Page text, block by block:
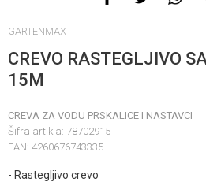
GARTENMAX
CREVO RASTEGLJIVO
15M
CREVA ZA VODU PRSKALICE I NASTAVCI
Šifra artikla: 78702915
EAN: 4260676743335
- Rastegljivo crevo